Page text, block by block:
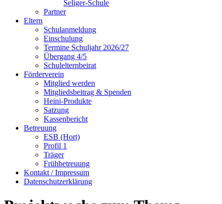
Seliger-Schule
Partner
Eltern
Schulanmeldung
Einschulung
Termine Schuljahr 2026/27
Übergang 4/5
Schulelternbeirat
Förderverein
Mitglied werden
Mitgliedsbeitrag & Spenden
Heini-Produkte
Satzung
Kassenbericht
Betreuung
ESB (Hort)
Profil 1
Träger
Frühbetreuung
Kontakt / Impressum
Datenschutzerklärung